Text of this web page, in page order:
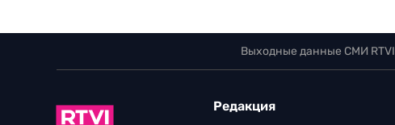
Выходные данные СМИ RTVI
Редакция